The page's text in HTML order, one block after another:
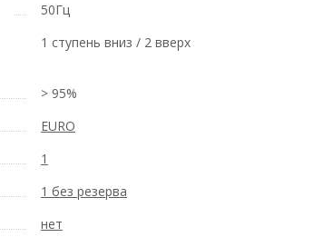
50Гц
1 ступень вниз / 2 вверх
> 95%
EURO
1
1 без резерва
нет